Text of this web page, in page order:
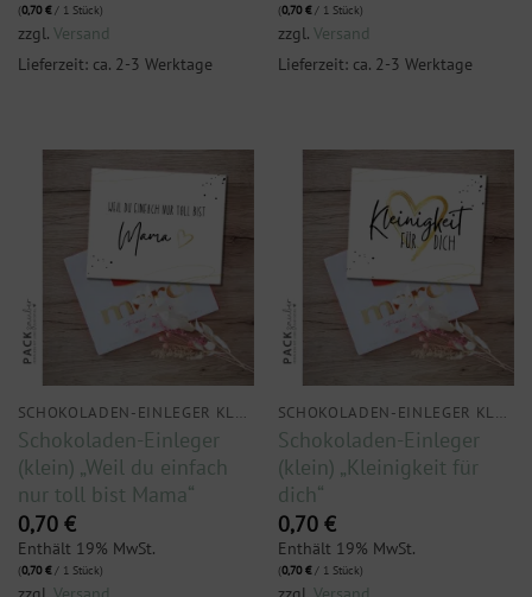
(0,70€/ 1 Stück)
zzgl. Versand
Lieferzeit: ca. 2-3 Werktage
(0,70€/ 1 Stück)
zzgl. Versand
Lieferzeit: ca. 2-3 Werktage
SCHOKOLADEN-EINLEGER KLEIN
Schokoladen-Einleger
(klein) „Weil du einfach
nur toll bist Mama“
0,70 €
Enthält 19% MwSt.
(0,70€/ 1 Stück)
SCHOKOLADEN-EINLEGER KLEIN
Schokoladen-Einleger
(klein) „Kleinigkeit für
dich“
0,70 €
Enthält 19% MwSt.
(0,70€/ 1 Stück)